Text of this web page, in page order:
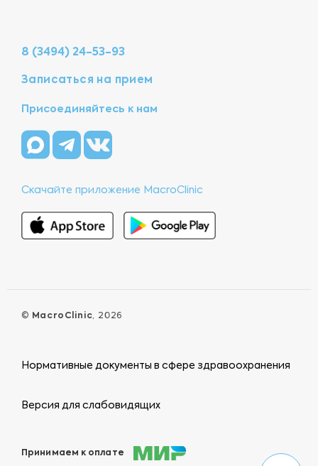
8 (3494) 24-53-93
Записаться на прием
Присоединяйтесь к нам
Скачайте приложение MacroClinic
© MacroClinic, 2026
Нормативные документы в сфере здравоохранения
Версия для слабовидящих
Принимаем к оплате